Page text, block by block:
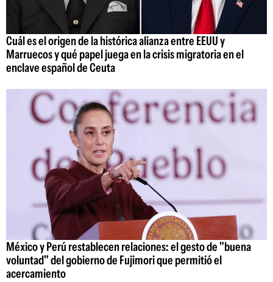
Cuál es el origen de la histórica alianza entre EEUU y
Marruecos y qué papel juega en la crisis migratoria en el
enclave español de Ceuta
México y Perú restablecen relaciones: el gesto de "buena
voluntad" del gobierno de Fujimori que permitió el
acercamiento